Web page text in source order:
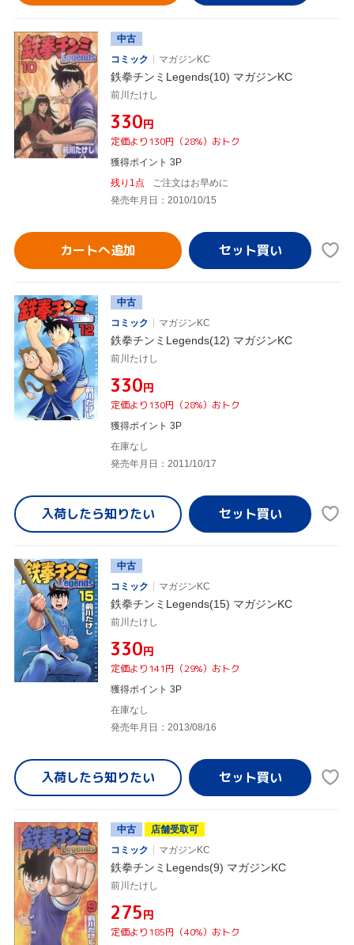
中古
コミック
マガジンKC
鉄拳チンミLegends(10) マガジンKC
前川たけし
¥330円
定価より130円（28%）おトク
獲得ポイント 3P
残り1点
ご注文はお早めに
発売年月日：2010/10/15
カートへ追加
中古
コミック
マガジンKC
鉄拳チンミLegends(12) マガジンKC
前川たけし
¥330円
定価より130円（28%）おトク
獲得ポイント 3P
在庫なし
発売年月日：2011/10/17
入荷したら知りたい
中古
コミック
マガジンKC
鉄拳チンミLegends(15) マガジンKC
前川たけし
¥330円
定価より141円（29%）おトク
獲得ポイント 3P
在庫なし
発売年月日：2013/08/16
入荷したら知りたい
中古
店舗受取可
コミック
マガジンKC
鉄拳チンミLegends(9) マガジンKC
前川たけし
¥275円
定価より185円（40%）おトク